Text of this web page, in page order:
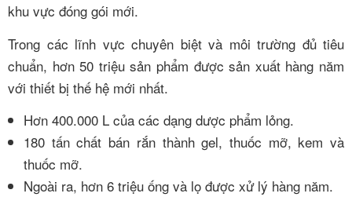
khu vực đóng gói mới.
Trong các lĩnh vực chuyên biệt và môi trường đủ tiêu
chuẩn, hơn 50 triệu sản phẩm được sản xuất hàng năm
với thiết bị thế hệ mới nhất.
Hơn 400.000 L của các dạng dược phẩm lỏng.
180 tấn chất bán rắn thành gel, thuốc mỡ, kem và
thuốc mỡ.
Ngoài ra, hơn 6 triệu ống và lọ được xử lý hàng năm.